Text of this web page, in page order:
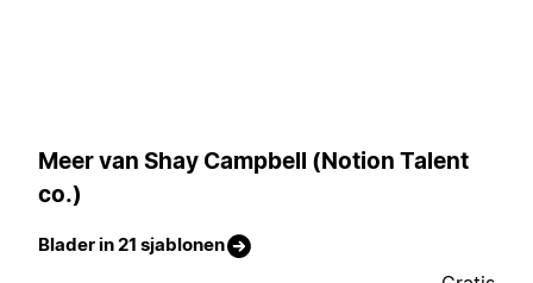
Meer van Shay Campbell (Notion Talent
co.)
Blader in 21 sjablonen